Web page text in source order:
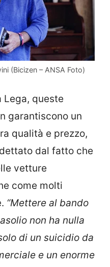
(Bicizen – ANSA Foto)
Lega, queste
garantiscono un
qualità e prezzo,
dal fatto che
vetture
come molti
“Mettere al bando
non ha nulla
di un suicidio da
e un enorme